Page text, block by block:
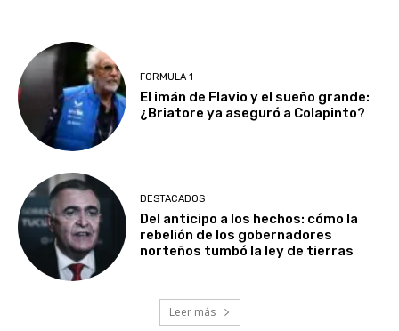
FORMULA 1
El imán de Flavio y el sueño grande:
¿Briatore ya aseguró a Colapinto?
DESTACADOS
Del anticipo a los hechos: cómo la
rebelión de los gobernadores
norteños tumbó la ley de tierras
Leer más